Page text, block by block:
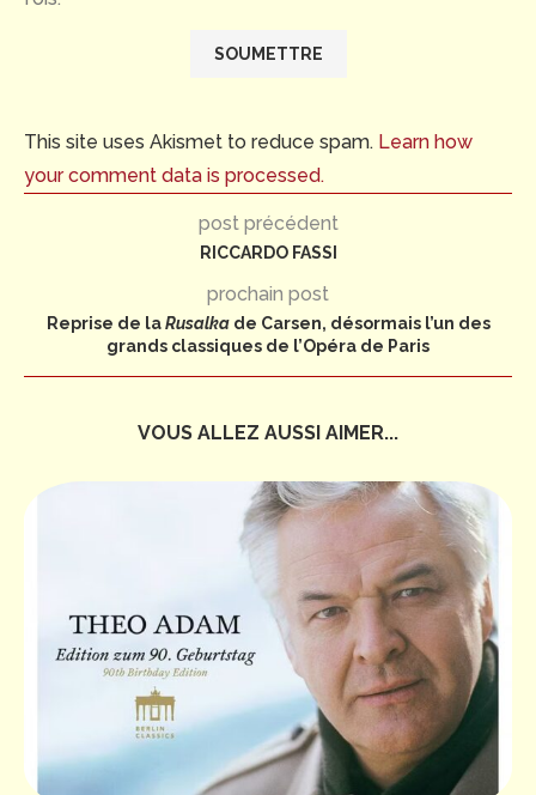
This site uses Akismet to reduce spam. Learn how
your comment data is processed.
post précédent
RICCARDO FASSI
prochain post
Reprise de laRusalkade Carsen, désormais l’un des
grands classiques de l’Opéra de Paris
VOUS ALLEZ AUSSI AIMER...